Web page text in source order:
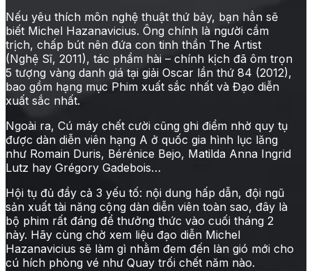
Nếu yêu thích môn nghệ thuật thứ bảy, bạn hẳn sẽ
biết Michel Hazanavicius. Ông chính là người cầm
trịch, chấp bút nên đứa con tinh thần The Artist
(Nghệ Sĩ, 2011), tác phẩm hài – chính kịch đã ôm trọn
5 tượng vàng danh giá tại giải Oscar lần thứ 84 (2012),
bao gồm hạng mục Phim xuất sắc nhất và Đạo diễn
xuất sắc nhất.
Ngoài ra, Cú máy chết cười cũng ghi điểm nhờ quy tụ
được dàn diễn viên hạng A ở quốc gia hình lục lăng
như Romain Duris, Bérénice Bejo, Matilda Anna Ingrid
Lutz hay Grégory Gadebois…
Hội tụ đủ đầy cả 3 yếu tố: nội dung hấp dẫn, đội ngũ
sản xuất tài năng cộng dàn diễn viên toàn sao, đây là
bộ phim rất đáng để thưởng thức vào cuối tháng 2
này. Hãy cùng chờ xem liệu đạo diễn Michel
Hazanavicius sẽ làm gì nhằm đem đến làn gió mới cho
cú hích phòng vé như Quay trối chết năm nào.